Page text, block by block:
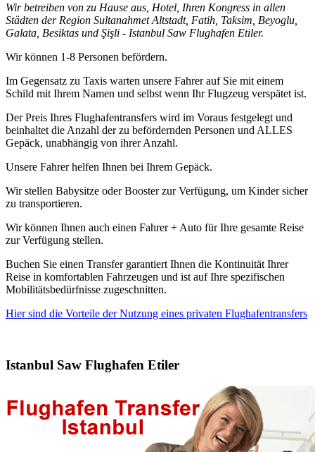
Wir betreiben von zu Hause aus, Hotel, Ihren Kongress in allen
Städten der Region Sultanahmet Altstadt, Fatih, Taksim, Beyoglu,
Galata, Besiktas und Şişli - Istanbul Saw Flughafen Etiler.
Wir können 1-8 Personen befördern.
Im Gegensatz zu Taxis warten unsere Fahrer auf Sie mit einem
Schild mit Ihrem Namen und selbst wenn Ihr Flugzeug verspätet ist.
Der Preis Ihres Flughafentransfers wird im Voraus festgelegt und
beinhaltet die Anzahl der zu befördernden Personen und ALLES
Gepäck, unabhängig von ihrer Anzahl.
Unsere Fahrer helfen Ihnen bei Ihrem Gepäck.
Wir stellen Babysitze oder Booster zur Verfügung, um Kinder sicher
zu transportieren.
Wir können Ihnen auch einen Fahrer + Auto für Ihre gesamte Reise
zur Verfügung stellen.
Buchen Sie einen Transfer garantiert Ihnen die Kontinuität Ihrer
Reise in komfortablen Fahrzeugen und ist auf Ihre spezifischen
Mobilitätsbedürfnisse zugeschnitten.
Hier sind die Vorteile der Nutzung eines privaten Flughafentransfers
Istanbul Saw Flughafen Etiler